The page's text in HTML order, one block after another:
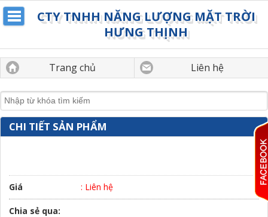
CTY TNHH NĂNG LƯỢNG MẶT TRỜI
HƯNG THỊNH
Trang chủ Liên hệ
CHI TIẾT SẢN PHẨM
Giá : Liên hệ
Chia sẻ qua: